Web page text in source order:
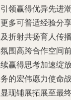
领赢得优异先进
多可普适经验分
折射共扬育人传
围高跨合作空间
赢得思考加速绽
的宏伟愿力使命
现铺展拓展至最